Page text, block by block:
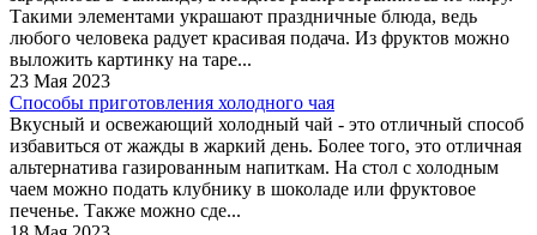
Такими элементами украшают праздничные блюда, ведь
любого человека радует красивая подача. Из фруктов можно
выложить картинку на таре...
23 Мая 2023
Способы приготовления холодного чая
Вкусный и освежающий холодный чай - это отличный способ
избавиться от жажды в жаркий день. Более того, это отличная
альтернатива газированным напиткам. На стол с холодным
чаем можно подать клубнику в шоколаде или фруктовое
печенье. Также можно сде...